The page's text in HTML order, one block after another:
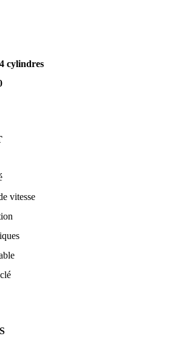
4 cylindres
vitesse